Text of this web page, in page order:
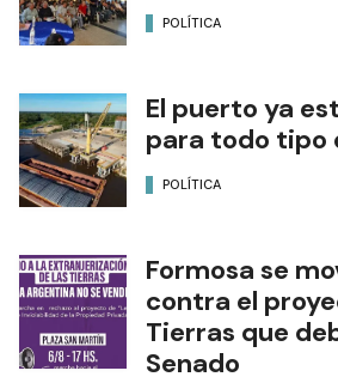
POLÍTICA
El puerto ya
para todo tipo
POLÍTICA
Formosa se
contra el
Tierras que
Senado